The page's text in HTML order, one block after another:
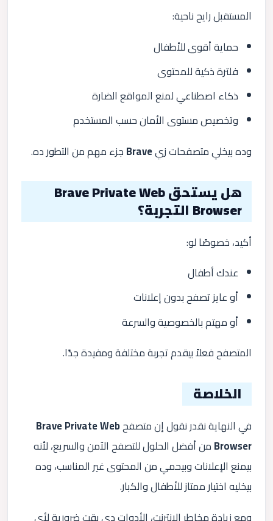
المستقبل رايح ناحية:
حماية أقوى للأطفال
فلترة ذكية للمحتوى
ذكاء اصطناعي لمنع المواقع الضارة
وتخصيص مستوى الأمان حسب المستخدم
وده بيخلي متصفحات زيBrave جزء مهم من التطور ده.
هل يستحق Brave Private Web
Browser التجربة؟
أكيد، خصوصًا لو:
عندك أطفال
أو عايز تصفح بدون إعلانات
أو مهتم بالخصوصية والسرعة
المتصفح فعلاً بيقدم تجربة مختلفة ومفيدة جدًا.
الخلاصة
في النهاية نقدر نقول إن متصفحBrave Private Web
Browser من أفضل الحلول للتصفح الآمن والسريع، لأنه
بيمنع الإعلانات وبيحمي من المحتوى غير المناسب، وده
بيخليه اختيار ممتاز للأطفال والكبار.
ومع زيادة مخاطر الإنترنت، الأدوات دي بقت ضرورية لأي